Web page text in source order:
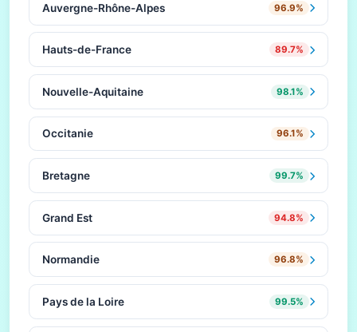
Auvergne-Rhône-Alpes 96.9%
Hauts-de-France 89.7%
Nouvelle-Aquitaine 98.1%
Occitanie 96.1%
Bretagne 99.7%
Grand Est 94.8%
Normandie 96.8%
Pays de la Loire 99.5%